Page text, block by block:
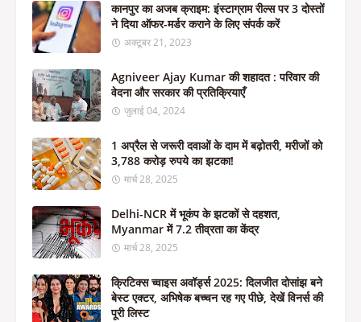
कानपुर का अजब क्राइम: इंस्टाग्राम रील्स पर 3 दोस्तों
ने दिया ऑफर-मर्डर कराने के लिए संपर्क करें
अक्टूबर 21, 2023
Agniveer Ajay Kumar की शहादत : परिवार की
वेदना और सरकार की प्रतिक्रियाएँ
जुलाई 04, 2024
1 अप्रैल से जरूरी दवाओं के दाम में बढ़ोतरी, मरीजों को
3,788 करोड़ रुपये का झटका!
मार्च 28, 2025
Delhi-NCR में भूकंप के झटकों से दहशत,
Myanmar में 7.2 तीव्रता का केंद्र
मार्च 28, 2025
क्रिटिक्स च्वाइस अवॉर्ड्स 2025: दिलजीत दोसांझ बने
बेस्ट एक्टर, अभिषेक बच्चन रह गए पीछे, देखें विनर्स की
पूरी लिस्ट